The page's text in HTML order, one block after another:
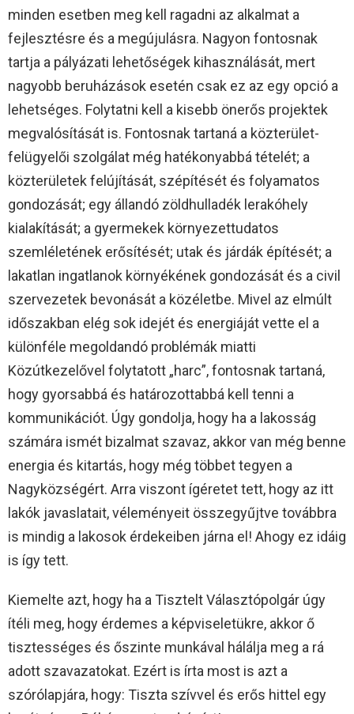
minden esetben meg kell ragadni az alkalmat a
fejlesztésre és a megújulásra. Nagyon fontosnak
tartja a pályázati lehetőségek kihasználását, mert
nagyobb beruházások esetén csak ez az egy opció a
lehetséges. Folytatni kell a kisebb önerős projektek
megvalósítását is. Fontosnak tartaná a közterület-
felügyelői szolgálat még hatékonyabbá tételét; a
közterületek felújítását, szépítését és folyamatos
gondozását; egy állandó zöldhulladék lerakóhely
kialakítását; a gyermekek környezettudatos
szemléletének erősítését; utak és járdák építését; a
lakatlan ingatlanok környékének gondozását és a civil
szervezetek bevonását a közéletbe. Mivel az elmúlt
időszakban elég sok idejét és energiáját vette el a
különféle megoldandó problémák miatti
Közútkezelővel folytatott „harc”, fontosnak tartaná,
hogy gyorsabbá és határozottabbá kell tenni a
kommunikációt. Úgy gondolja, hogy ha a lakosság
számára ismét bizalmat szavaz, akkor van még benne
energia és kitartás, hogy még többet tegyen a
Nagyközségért. Arra viszont ígéretet tett, hogy az itt
lakók javaslatait, véleményeit összegyűjtve továbbra
is mindig a lakosok érdekeiben járna el! Ahogy ez idáig
is így tett.
Kiemelte azt, hogy ha a Tisztelt Választópolgár úgy
ítéli meg, hogy érdemes a képviseletükre, akkor ő
tisztességes és őszinte munkával hálálja meg a rá
adott szavazatokat. Ezért is írta most is azt a
szórólapjára, hogy: Tiszta szívvel és erős hittel egy